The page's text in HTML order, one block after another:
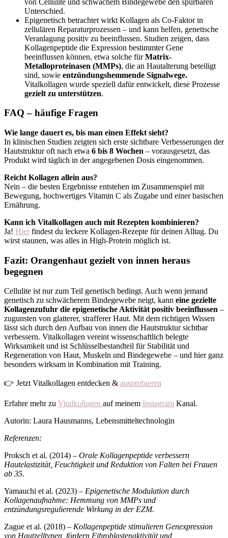
Unterschied.
Epigenetisch betrachtet wirkt Kollagen als Co-Faktor in
zellulären Reparaturprozessen – und kann helfen, genetische
Veranlagung positiv zu beeinflussen. Studien zeigen, dass
Kollagenpeptide die Expression bestimmter Gene
beeinflussen können, etwa solche fürMatrix-
Metalloproteinasen (MMPs), die an Hautalterung beteiligt
sind, sowie entzündungshemmende Signalwege.
Vitalkollagen wurde speziell dafür entwickelt, diese Prozesse
gezielt zu unterstützen.
FAQ – häufige Fragen
Wie lange dauert es, bis man einen Effekt sieht?
In klinischen Studien zeigten sich erste sichtbare Verbesserungen der
Hautstruktur oft nach etwa 6 bis 8 Wochen – vorausgesetzt, das
Produkt wird täglich in der angegebenen Dosis eingenommen.
Reicht Kollagen allein aus?
Nein – die besten Ergebnisse entstehen im Zusammenspiel mit
Bewegung, hochwertiges Vitamin C als Zugabe und einer basischen
Ernährung.
Kann ich Vitalkollagen auch mit Rezepten kombinieren?
Ja! Hier findest du leckere Kollagen-Rezepte für deinen Alltag. Du
wirst staunen, was alles in High-Protein möglich ist.
Fazit: Orangenhaut gezielt von innen heraus
begegnen
Cellulite ist nur zum Teil genetisch bedingt. Auch wenn jemand
genetisch zu schwächerem Bindegewebe neigt, kann eine gezielte
Kollagenzufuhr die epigenetische Aktivität positiv beeinflussen –
zugunsten von glatterer, strafferer Haut. Mit dem richtigen Wissen
lässt sich durch den Aufbau von innen die Hautstruktur sichtbar
verbessern. Vitalkollagen vereint wissenschaftlich belegte
Wirksamkeit und ist Schlüsselbestandteil für Stabilität und
Regeneration von Haut, Muskeln und Bindegewebe – und hier ganz
besonders wirksam in Kombination mit Training.
👉 Jetzt Vitalkollagen entdecken & ausprobieren
Erfahre mehr zu Vitalkollagen auf meinem Instagram Kanal.
Autorin: Laura Hausmanns, Lebensmitteltechnologin
Referenzen:
Proksch et al. (2014) – Orale Kollagenpeptide verbessern
Hautelastizität, Feuchtigkeit und Reduktion von Falten bei Frauen
ab 35.
Yamauchi et al. (2023) – Epigenetische Modulation durch
Kollagenaufnahme: Hemmung von MMPs und
entzündungsregulierende Wirkung in der EZM.
Zague et al. (2018) – Kollagenpeptide stimulieren Genexpression
von Hautzelltypen, fördern Fibroblastenaktivität und